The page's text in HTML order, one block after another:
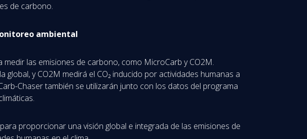
de carbono.
ambiental
las emisiones de carbono, como MicroCarb y CO2M.
y CO2M medirá el CO₂ inducido por actividades humanas a
Chaser también se utilizarán junto con los datos del programa
proporcionar una visión global e integrada de las emisiones de